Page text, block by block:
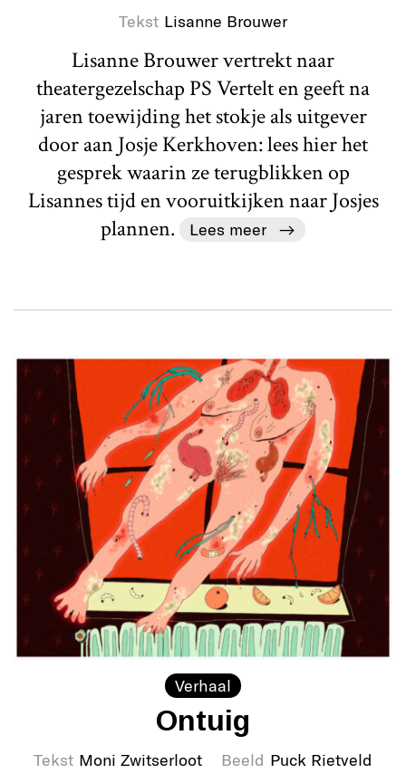
Tekst Lisanne Brouwer
Lisanne Brouwer vertrekt naar
theatergezelschap PS Vertelt en geeft na
jaren toewijding het stokje als uitgever
door aan Josje Kerkhoven: lees hier het
gesprek waarin ze terugblikken op
Lisannes tijd en vooruitkijken naar Josjes
plannen.
Lees meer
Verhaal
Ontuig
Tekst Moni Zwitserloot Beeld Puck Rietveld